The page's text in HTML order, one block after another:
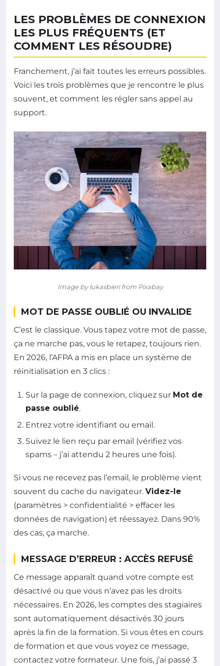
LES PROBLÈMES DE CONNEXION
LES PLUS FRÉQUENTS (ET
COMMENT LES RÉSOUDRE)
Franchement, j’ai fait toutes les erreurs possibles.
Voici les trois problèmes que je rencontre le plus
souvent, et comment les régler sans appel au
support.
Image by lukasbieri from Pixabay
MOT DE PASSE OUBLIÉ OU INVALIDE
C’est le classique. Vous tapez votre mot de passe,
ça ne marche pas, vous le retapez, toujours rien.
En 2026, l’AFPA a mis en place un système de
réinitialisation en 3 clics :
Sur la page de connexion, cliquez sur Mot de
passe oublié.
Entrez votre identifiant ou email.
Suivez le lien reçu par email (vérifiez vos
spams – j’ai attendu 2 heures une fois).
Si vous ne recevez pas l’email, le problème vient
souvent du cache du navigateur. Videz-le
(paramètres > confidentialité > effacer les
données de navigation) et réessayez. Dans 90%
des cas, ça marche.
MESSAGE D’ERREUR : ACCÈS REFUSÉ
Ce message apparaît quand votre compte est
désactivé ou que vous n’avez pas les droits
nécessaires. En 2026, les comptes des stagiaires
sont automatiquement désactivés 30 jours
après la fin de la formation. Si vous êtes en cours
de formation et que vous voyez ce message,
contactez votre formateur. Une fois, j’ai passé 3